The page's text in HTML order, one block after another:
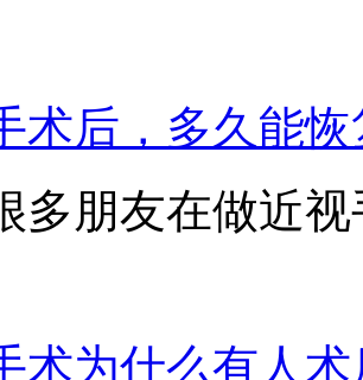
术后，多久能
多朋友在做近
术为什么有人